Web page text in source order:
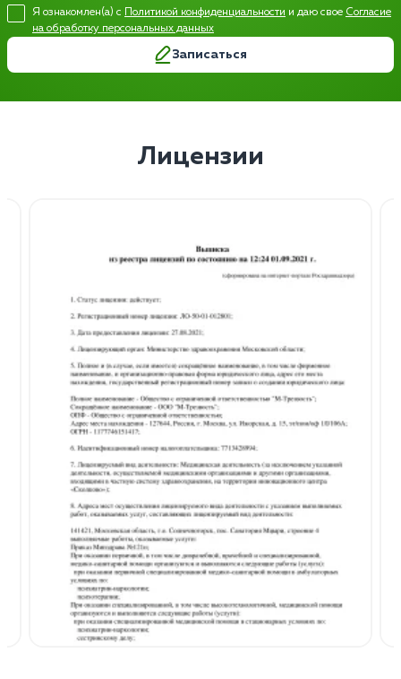
Я ознакомлен(а) с Политикой конфиденциальности и даю свое Согласие
на обработку персональных данных
Записаться
Лицензии